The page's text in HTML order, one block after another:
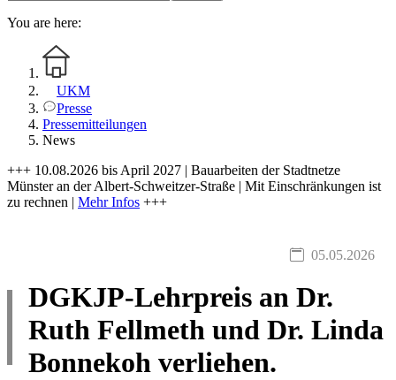
You are here:
UKM
Presse
Pressemitteilungen
News
+++ 10.08.2026 bis April 2027 | Bauarbeiten der Stadtnetze
Münster an der Albert-Schweitzer-Straße | Mit Einschränkungen ist
zu rechnen | Mehr Infos +++
05.05.2026
DGKJP-Lehrpreis an Dr.
Ruth Fellmeth und Dr. Linda
Bonnekoh verliehen.